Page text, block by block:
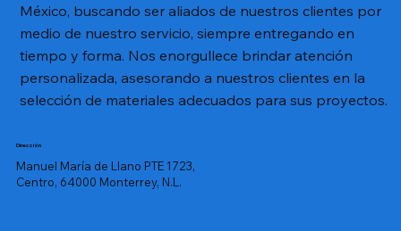
México, buscando ser aliados de nuestros clientes por
medio de nuestro servicio, siempre entregando en
tiempo y forma. Nos enorgullece brindar atención
personalizada, asesorando a nuestros clientes en la
selección de materiales adecuados para sus proyectos.
Dirección
Manuel María de Llano PTE 1723,
Centro, 64000 Monterrey, N.L.